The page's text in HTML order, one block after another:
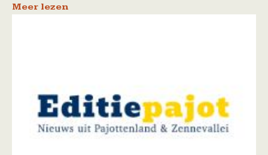
Meer lezen